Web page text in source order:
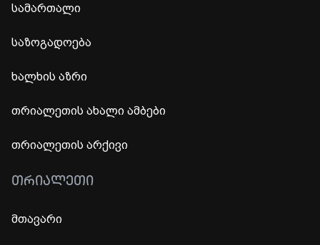
სამართალი
საზოგადოება
ხალხის აზრი
თრიალეთის ახალი ამბები
თრიალეთის არქივი
ᲗᲠᲘᲐᲚᲔᲗᲘ
მთავარი